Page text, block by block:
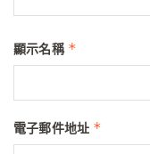
顯示名稱 *
電子郵件地址 *